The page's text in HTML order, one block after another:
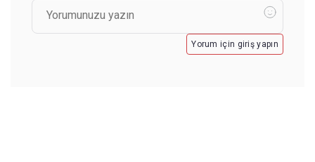
Yorum için giriş yapın